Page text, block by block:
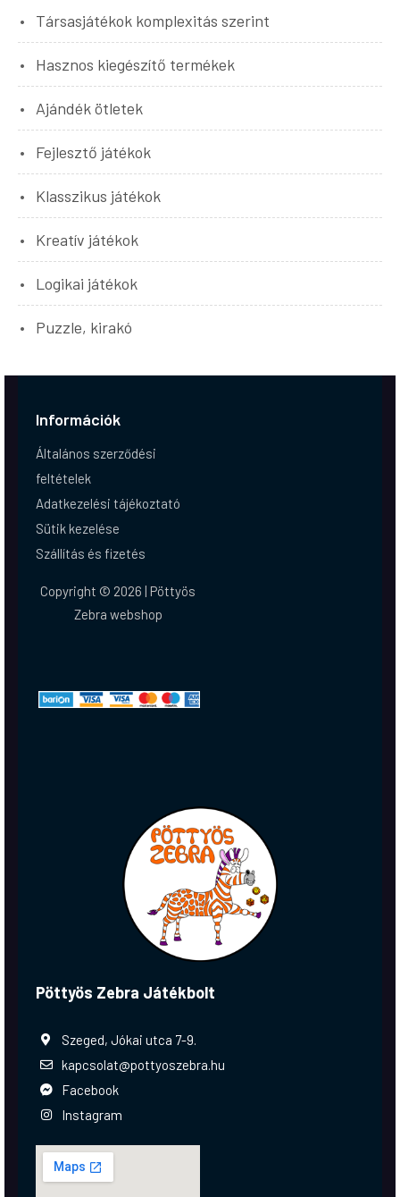
Társasjátékok komplexitás szerint
Hasznos kiegészítő termékek
Ajándék ötletek
Fejlesztő játékok
Klasszikus játékok
Kreatív játékok
Logikai játékok
Puzzle, kirakó
Információk
Általános szerződési
feltételek
Adatkezelési tájékoztató
Sütik kezelése
Szállítás és fizetés
Copyright © 2026 | Pöttyös
Zebra webshop
Pöttyös Zebra Játékbolt
Szeged, Jókai utca 7-9.
kapcsolat@pottyoszebra.hu
Facebook
Instagram